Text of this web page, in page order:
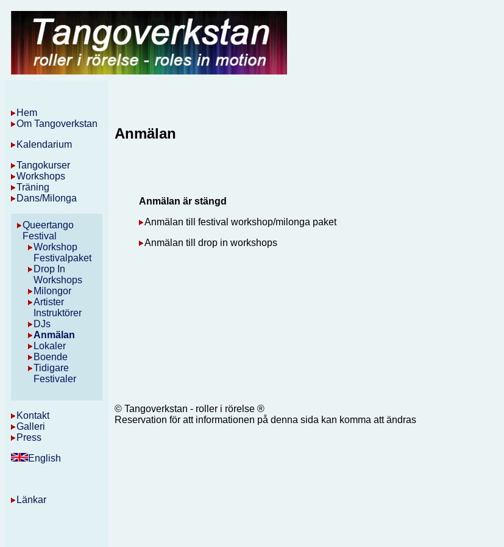
Hem
Om Tangoverkstan
Kalendarium
Tangokurser
Workshops
Träning
Dans/Milonga
Queertango
Festival
Workshop
Festivalpaket
Drop In
Workshops
Milongor
Artister
Instruktörer
DJs
Anmälan
Lokaler
Boende
Tidigare
Festivaler
Kontakt
Galleri
Press
English
Länkar
Anmälan
Anmälan är stängd
Anmälan till festival workshop/milonga paket
Anmälan till drop in workshops
© Tangoverkstan - roller i rörelse ®
Reservation för att informationen på denna sida kan komma att ändras